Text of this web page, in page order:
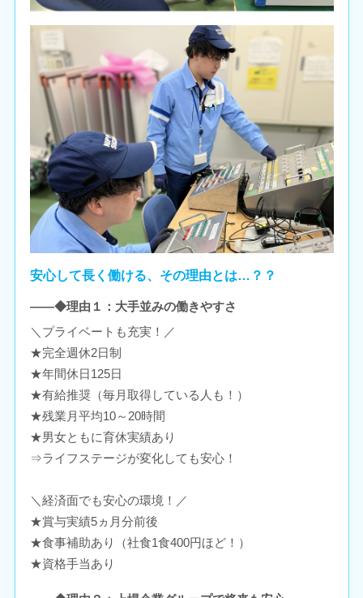
安心して長く働ける、その理由とは…？？
――◆理由１：大手並みの働きやすさ
＼プライベートも充実！／
★完全週休2日制
★年間休日125日
★有給推奨（毎月取得している人も！）
★残業月平均10～20時間
★男女ともに育休実績あり
⇒ライフステージが変化しても安心！
＼経済面でも安心の環境！／
★賞与実績5ヵ月分前後
★食事補助あり（社食1食400円ほど！）
★資格手当あり